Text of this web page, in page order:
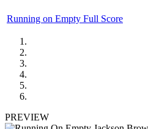
Running on Empty Full Score
PREVIEW